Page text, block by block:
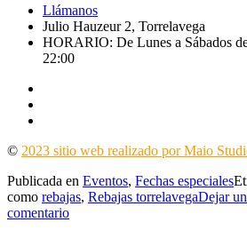
Llámanos
Julio Hauzeur 2, Torrelavega
HORARIO: De Lunes a Sábados
22:00
© 2023 sitio web realizado por Maio
Publicada en Eventos, Fechas especiales
como rebajas, Rebajas torrelavegaDejar un
comentarioen